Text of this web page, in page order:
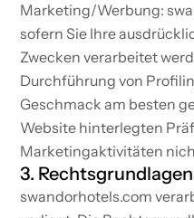
Marketing/Werbung:
sofern Sie Ihre
Zwecken verarbeitet
Durchführung von
Geschmack am besten
Website hinterlegten
Marketingaktivitäten
3.
swandorhotels.com